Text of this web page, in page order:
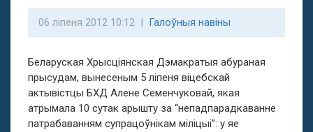
06 ліпеня 2012 10:12 | Галоўныя навіны
Беларуская Хрысціянская Дэмакратыя абураная
прысудам, вынесеным 5 ліпеня віцебскай
актывістцы БХД Алене Семенчуковай, якая
атрымала 10 сутак арышту за “непадпарадкаванне
патрабаванням супрацоўнікам міліцыі”: у яе